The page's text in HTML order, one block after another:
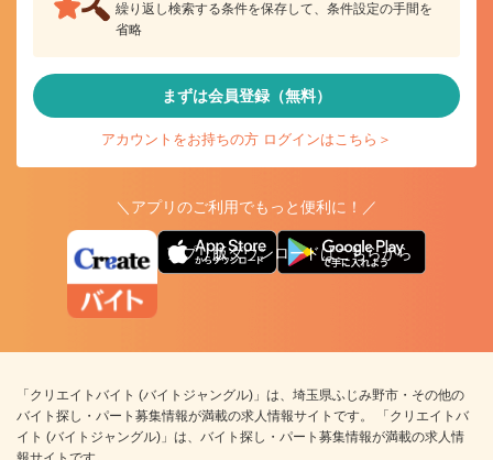
繰り返し検索する条件を保存して、条件設定の手間を
省略
まずは会員登録（無料）
アカウントをお持ちの方 ログインはこちら＞
＼アプリのご利用でもっと便利に！／
アプリ版ダウンロードはこちらから
「クリエイトバイト (バイトジャングル)」は、埼玉県ふじみ野市・その他の
バイト探し・パート募集情報が満載の求人情報サイトです。 「クリエイトバ
イト (バイトジャングル)」は、バイト探し・パート募集情報が満載の求人情